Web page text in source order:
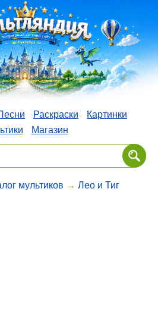
Раскраски
Картинки
Магазин
мультиков → Лео и Тиг